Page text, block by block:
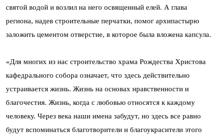
святой водой и возлил на него освященный елей. А глава
региона, надев строительные перчатки, помог архипастырю
заложить цементом отверстие, в которое была вложена капсула.
«Для многих из нас строительство храма Рождества Христова
кафедрального собора означает, что здесь действительно
устраивается жизнь. Жизнь на основах нравственности и
благочестия. Жизнь, когда с любовью относятся к каждому
человеку. Через века наши имена забудут, но здесь все равно
будут вспоминаться благотворители и благоукрасители этого